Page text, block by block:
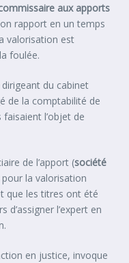
aux apports
rapport en un temps
valorisation est
foulée.
du cabinet
de la comptabilité de
l’objet de
de l’apport (société
la valorisation
que les titres ont été
d’assigner l’expert en
en justice, invoque